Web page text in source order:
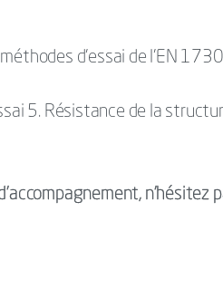
d'essai de l'EN
5. Résistance de la
n’hésitez